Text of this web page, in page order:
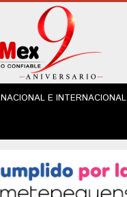
NACIONAL E INTERNACIONAL